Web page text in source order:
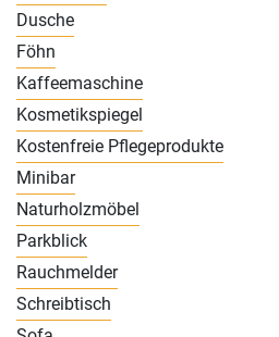
Dusche
Föhn
Kaffeemaschine
Kosmetikspiegel
Kostenfreie Pflegeprodukte
Minibar
Naturholzmöbel
Parkblick
Rauchmelder
Schreibtisch